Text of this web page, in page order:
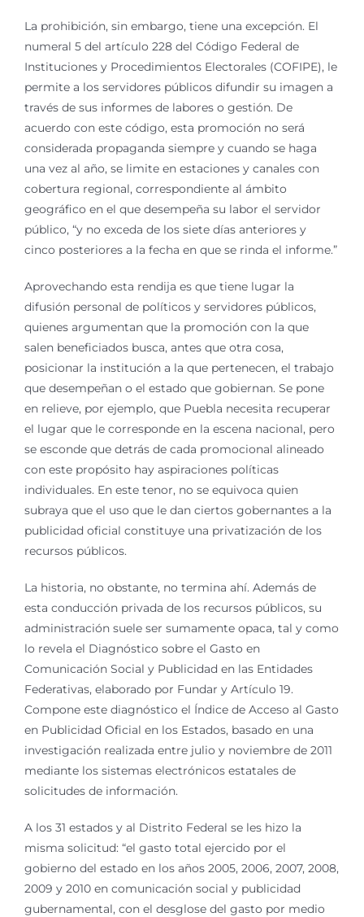
La prohibición, sin embargo, tiene una excepción. El
numeral 5 del artículo 228 del Código Federal de
Instituciones y Procedimientos Electorales (COFIPE), le
permite a los servidores públicos difundir su imagen a
través de sus informes de labores o gestión. De
acuerdo con este código, esta promoción no será
considerada propaganda siempre y cuando se haga
una vez al año, se limite en estaciones y canales con
cobertura regional, correspondiente al ámbito
geográfico en el que desempeña su labor el servidor
público, “y no exceda de los siete días anteriores y
cinco posteriores a la fecha en que se rinda el informe.”
Aprovechando esta rendija es que tiene lugar la
difusión personal de políticos y servidores públicos,
quienes argumentan que la promoción con la que
salen beneficiados busca, antes que otra cosa,
posicionar la institución a la que pertenecen, el trabajo
que desempeñan o el estado que gobiernan. Se pone
en relieve, por ejemplo, que Puebla necesita recuperar
el lugar que le corresponde en la escena nacional, pero
se esconde que detrás de cada promocional alineado
con este propósito hay aspiraciones políticas
individuales. En este tenor, no se equivoca quien
subraya que el uso que le dan ciertos gobernantes a la
publicidad oficial constituye una privatización de los
recursos públicos.
La historia, no obstante, no termina ahí. Además de
esta conducción privada de los recursos públicos, su
administración suele ser sumamente opaca, tal y como
lo revela el Diagnóstico sobre el Gasto en
Comunicación Social y Publicidad en las Entidades
Federativas, elaborado por Fundar y Artículo 19.
Compone este diagnóstico el Índice de Acceso al Gasto
en Publicidad Oficial en los Estados, basado en una
investigación realizada entre julio y noviembre de 2011
mediante los sistemas electrónicos estatales de
solicitudes de información.
A los 31 estados y al Distrito Federal se les hizo la
misma solicitud: “el gasto total ejercido por el
gobierno del estado en los años 2005, 2006, 2007, 2008,
2009 y 2010 en comunicación social y publicidad
gubernamental, con el desglose del gasto por medio